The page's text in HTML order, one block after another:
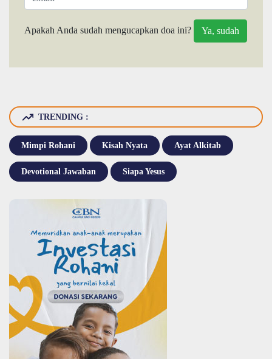
Apakah Anda sudah mengucapkan doa ini?
TRENDING :
Mimpi Rohani Kisah Nyata Ayat Alkitab
Devotional Jawaban Siapa Yesus